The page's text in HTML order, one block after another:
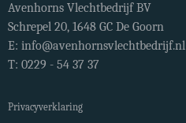
Avenhorns Vlechtbedrijf BV
Schrepel 20, 1648 GC De Goorn
E: info@avenhornsvlechtbedrijf.nl
T: 0229 - 54 37 37
Privacyverklaring